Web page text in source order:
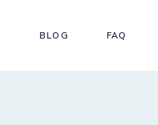
BLOG FAQ